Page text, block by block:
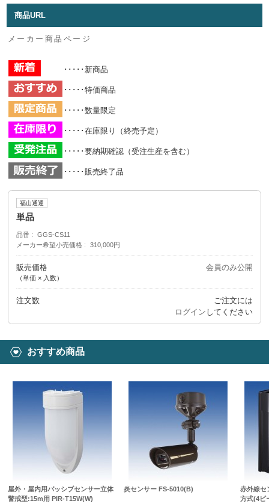
商品URL
メーカー商品ページ
･････新商品
･････特価商品
･････数量限定
･････在庫限り（終売予定）
･････要納期確認（受注生産を含む）
･････販売終了品
福山通運
単品
品番
GGS-CS11
メーカー希望小売価格
310,000円
販売価格
（単価 × 入数）
会員のみ公開
注文数
ご注文には
ログイン してください
おすすめ商品
屋外・屋内用パッシブセンサー立体
警戒型:15m用 PIR-T15W(W)
炎センサー FS-5010(B)
赤外線セ
方式(4ビ